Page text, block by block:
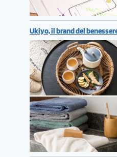
Ukiyo, il brand del